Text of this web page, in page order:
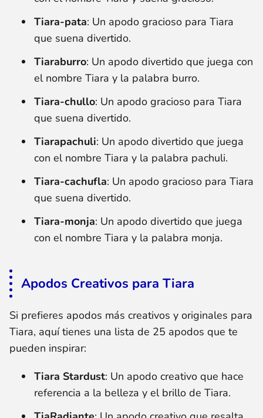
Tiara-pata: Un apodo gracioso para Tiara
que suena divertido.
Tiaraburro: Un apodo divertido que juega con
el nombre Tiara y la palabra burro.
Tiara-chullo: Un apodo gracioso para Tiara
que suena divertido.
Tiarapachuli: Un apodo divertido que juega
con el nombre Tiara y la palabra pachuli.
Tiara-cachufla: Un apodo gracioso para Tiara
que suena divertido.
Tiara-monja: Un apodo divertido que juega
con el nombre Tiara y la palabra monja.
Apodos Creativos para Tiara
Si prefieres apodos más creativos y originales para
Tiara, aquí tienes una lista de 25 apodos que te
pueden inspirar:
Tiara Stardust: Un apodo creativo que hace
referencia a la belleza y el brillo de Tiara.